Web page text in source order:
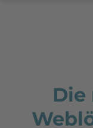
Die